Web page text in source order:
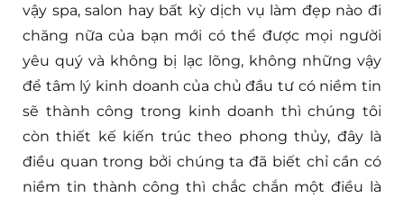
vậy spa, salon hay bất kỳ dịch vụ làm đẹp nào đi
chăng nữa của bạn mới có thể được mọi người
yêu quý và không bị lạc lõng, không những vậy
để tâm lý kinh doanh của chủ đầu tư có niềm tin
sẽ thành công trong kinh doanh thì chúng tôi
còn thiết kế kiến trúc theo phong thủy, đây là
điều quan trong bởi chúng ta đã biết chỉ cần có
niềm tin thành công thì chắc chắn một điều là